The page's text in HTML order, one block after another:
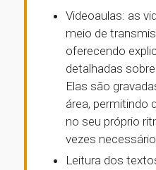
Videoaulas: as
meio de
oferecendo
detalhadas
Elas são
área, permitindo
no seu próprio
vezes
Leitura dos